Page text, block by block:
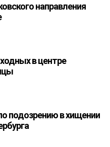
направления
в центре
подозрению в хищении